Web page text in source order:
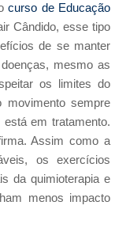
curso de Educação
Cândido, esse tipo
de se manter
mesmo as
os limites do
sempre
em tratamento.
Assim como a
os exercícios
da quimioterapia e
menos impacto